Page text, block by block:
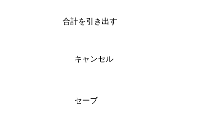
合計を引き出す
キャンセル
セーブ